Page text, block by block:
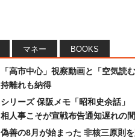
マネー BOOKS
「高市中心」視察動画と「空気読
持離れも納得
シリーズ 保阪メモ「昭和史余話」
相人事こそが宣戦布告通知遅れの
偽善の8月が始まった 非核三原則